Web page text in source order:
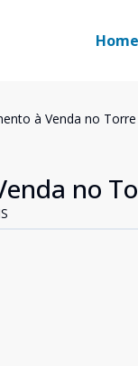
Home
à Venda no
no